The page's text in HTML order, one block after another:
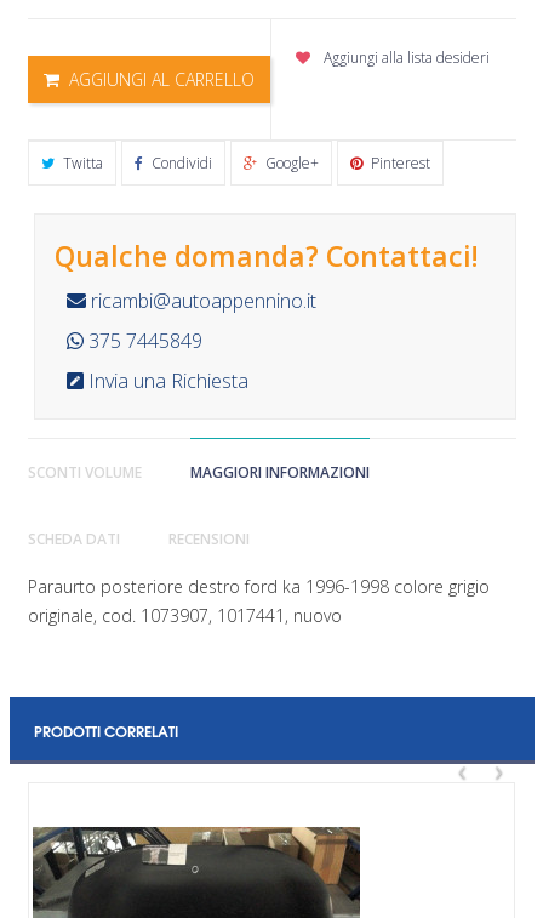
AGGIUNGI AL CARRELLO
Aggiungi alla lista desideri
Twitta Condividi Google+ Pinterest
Qualche domanda? Contattaci!
ricambi@autoappennino.it
375 7445849
Invia una Richiesta
SCONTI VOLUME MAGGIORI INFORMAZIONI
SCHEDA DATI RECENSIONI
Paraurto posteriore destro ford ka 1996-1998 colore grigio
originale, cod. 1073907, 1017441, nuovo
PRODOTTI CORRELATI
‹ ›